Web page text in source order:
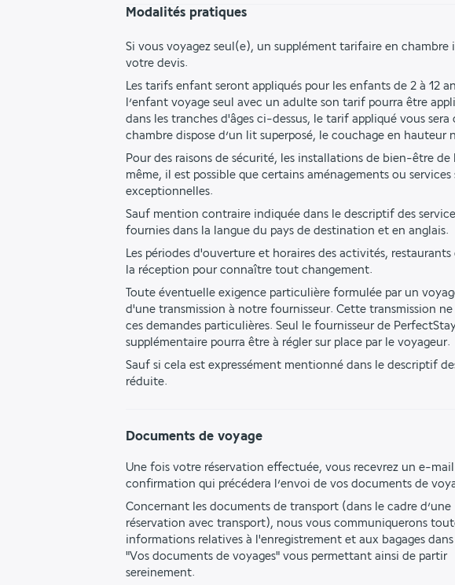
Modalités pratiques
Si vous voyagez seul(e), un supplément tarifaire en
votre devis.
Les tarifs enfant seront appliqués pour les enfants de 2 à 12
l’enfant voyage seul avec un adulte son tarif pourra être
dans les tranches d'âges ci-dessus, le tarif appliqué vous
chambre dispose d’un lit superposé, le couchage en hauteur
Pour des raisons de sécurité, les installations de bien-être
même, il est possible que certains aménagements ou
exceptionnelles.
Sauf mention contraire indiquée dans le descriptif des
fournies dans la langue du pays de destination et en anglais.
Les périodes d'ouverture et horaires des activités,
la réception pour connaître tout changement.
Toute éventuelle exigence particulière formulée par un
d'une transmission à notre fournisseur. Cette transmission
ces demandes particulières. Seul le fournisseur de
supplémentaire pourra être à régler sur place par le voyageur.
Sauf si cela est expressément mentionné dans le descriptif
réduite.
Documents de voyage
Une fois votre réservation effectuée, vous recevrez un e-
confirmation qui précédera l’envoi de vos documents de
Concernant les documents de transport (dans le cadre d’une
réservation avec transport), nous vous communiquerons
informations relatives à l'enregistrement et aux bagages dans
"Vos documents de voyages" vous permettant ainsi de partir
sereinement.